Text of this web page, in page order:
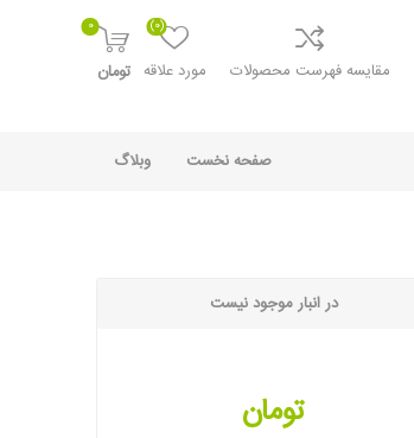
مقایسه فهرست محصولات مورد علاقه
(0)
0
تومان
صفحه نخست وبلاگ
در انبار موجود نیست
تومان